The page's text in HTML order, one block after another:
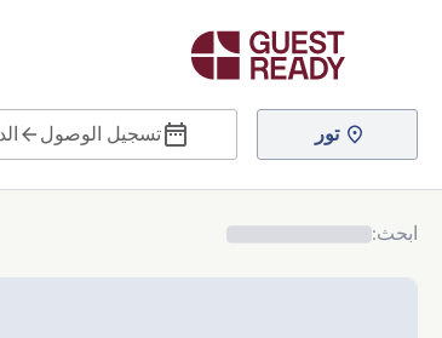
تور تسجيل الوصول
ابحث: